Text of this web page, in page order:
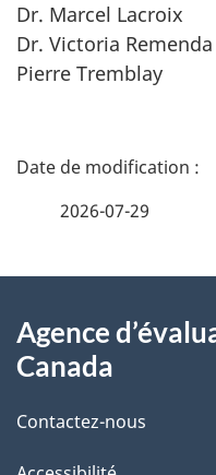
Dr. Marcel Lacroix
Dr. Victoria Remenda
Pierre Tremblay
D
i
s
2026-07-29
propos
de
ce
Agence
Canada
Contactez-nous